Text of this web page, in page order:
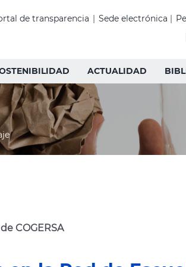
de transparencia | Sede electrónica |
ACTUALIDAD
COGERSA